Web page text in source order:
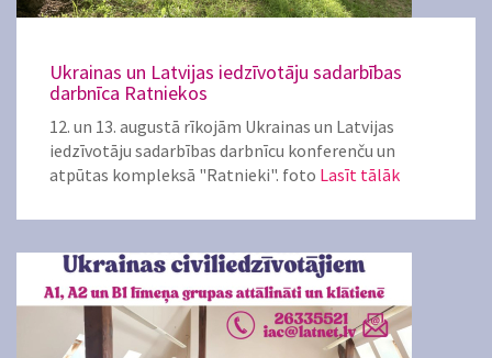
Ukrainas un Latvijas iedzīvotāju sadarbības
darbnīca Ratniekos
12. un 13. augustā rīkojām Ukrainas un Latvijas
iedzīvotāju sadarbības darbnīcu konferenču un
atpūtas kompleksā "Ratnieki". foto Lasīt tālāk